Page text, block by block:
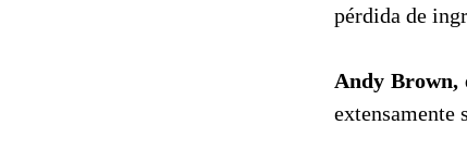
pérdida de
Andy Brown,
extensamente